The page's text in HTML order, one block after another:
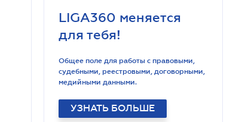
LIGA360 меняется
для тебя!
Общее поле для работы с правовыми,
судебными, реестровыми, договорными,
медийными данными.
УЗНАТЬ БОЛЬШЕ